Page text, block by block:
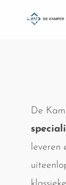
De
leveren